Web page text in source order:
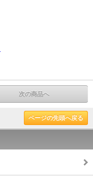
次の商品へ
ページの先頭へ戻る